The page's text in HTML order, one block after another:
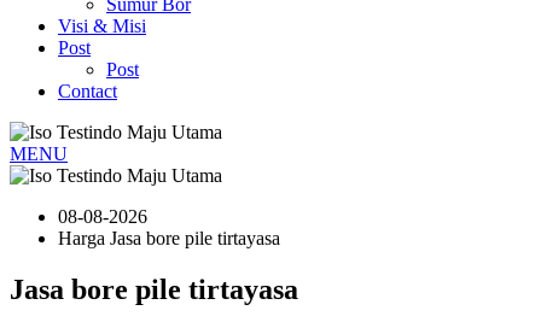
Sumur Bor
Visi & Misi
Post
Post
Contact
MENU
08-08-2026
Harga Jasa bore pile tirtayasa
Jasa bore pile tirtayasa